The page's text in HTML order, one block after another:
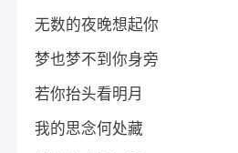
无数的夜晚想起你
梦也梦不到你身旁
若你抬头看明月
我的思念何处藏